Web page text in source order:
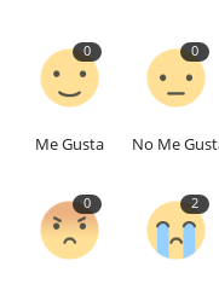
0
Me Gusta
0
No Me
0 2